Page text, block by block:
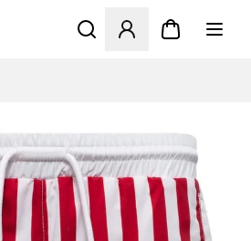
Åbner en Modal til at